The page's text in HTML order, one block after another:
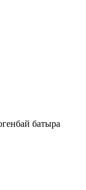
батыра